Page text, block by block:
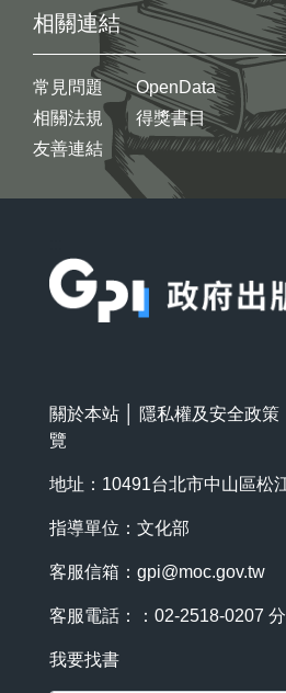
相關連結
常見問題
相關法規
友善連結
OpenData
得獎書目
關於本站 隱私權及安全政策
覽
地址：10491台北市中山區松
指導單位：文化部
客服信箱： gpi@moc.gov.tw
客服電話：：02-2518-0207
我要找書